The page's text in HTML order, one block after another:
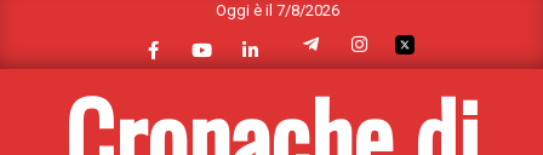
content
Oggi è il 7/8/2026